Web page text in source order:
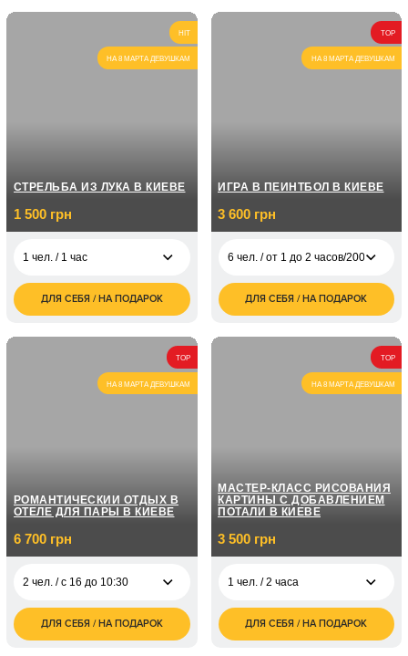
HIT
НА 8 МАРТА ДЕВУШКАМ
СТРЕЛЬБА ИЗ ЛУКА В КИЕВЕ
1 500 грн
1 чел. / 1 час
1 500
грн
1 800
грн
ДЛЯ СЕБЯ / НА ПОДАРОК
TOP
НА 8 МАРТА ДЕВУШКАМ
ИГРА В ПЕЙНТБОЛ В КИЕВЕ
3 600 грн
6 чел. / от 1 до 2 часов/200 шаров
6 чел. / от 1 до 2
часов/200 шаров
грн
4 500
грн
6 чел. / от 1 до 2
6 000
ДЛЯ СЕБЯ / НА ПОДАРОК
TOP
НА 8 МАРТА ДЕВУШКАМ
РОМАНТИЧЕСКИЙ ОТДЫХ В
ОТЕЛЕ ДЛЯ ПАРЫ В КИЕВЕ
6 700 грн
2 чел. / с 16 до 10:30
6 700
грн
ДЛЯ СЕБЯ / НА ПОДАРОК
TOP
НА 8 МАРТА ДЕВУШКАМ
МАСТЕР-КЛАСС РИСОВАНИЯ
КАРТИНЫ С ДОБАВЛЕНИЕМ
ПОТАЛИ В КИЕВЕ
3 500 грн
1 чел. / 2 часа
3 500
грн
ДЛЯ СЕБЯ / НА ПОДАРОК